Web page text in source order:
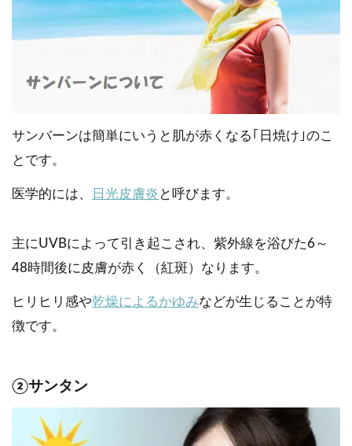
サンバーンは簡単にいうと肌が赤くなる｢日焼け｣のこ
とです。
医学的には、 日光皮膚炎 と呼びます。
主にUVBによって引き起こされ、紫外線を浴びた6～
48時間後に皮膚が赤く（紅斑）なります。
ヒリヒリ感や乾燥によるかゆみなどが生じることが特
徴です。
②サンタン